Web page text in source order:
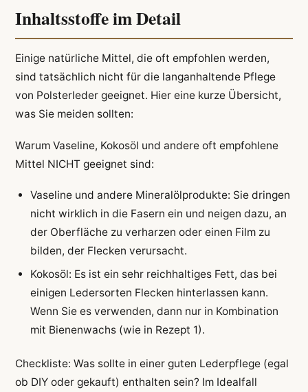
Inhaltsstoffe im Detail
Einige natürliche Mittel, die oft empfohlen werden,
sind tatsächlich nicht für die langanhaltende Pflege
von Polsterleder geeignet. Hier eine kurze Übersicht,
was Sie meiden sollten:
Warum Vaseline, Kokosöl und andere oft empfohlene
Mittel NICHT geeignet sind:
Vaseline und andere Mineralölprodukte: Sie dringen
nicht wirklich in die Fasern ein und neigen dazu, an
der Oberfläche zu verharzen oder einen Film zu
bilden, der Flecken verursacht.
Kokosöl: Es ist ein sehr reichhaltiges Fett, das bei
einigen Ledersorten Flecken hinterlassen kann.
Wenn Sie es verwenden, dann nur in Kombination
mit Bienenwachs (wie in Rezept 1).
Checkliste: Was sollte in einer guten Lederpflege (egal
ob DIY oder gekauft) enthalten sein? Im Idealfall